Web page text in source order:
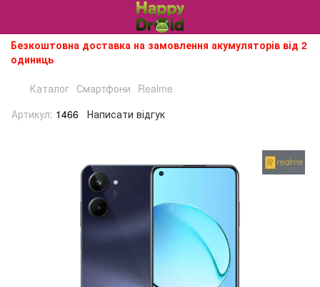
Безкоштовна доставка на замовлення акумуляторів від 2
одиниць
Каталог Смартфони Realme
Артикул: 1466 Написати відгук